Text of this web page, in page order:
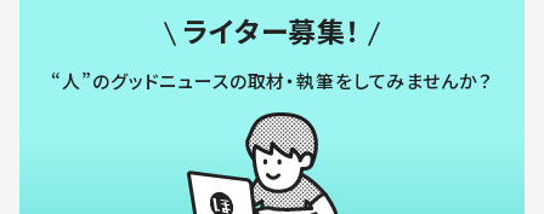
ライター募集！
“人”のグッドニュースの取材・執筆をしてみませんか？